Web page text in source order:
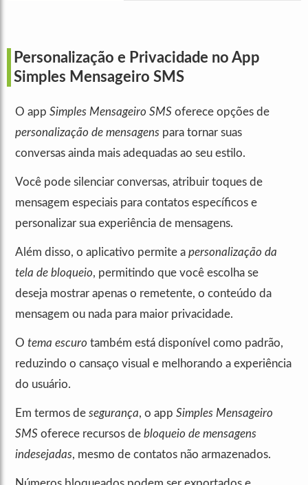
Personalização e Privacidade no App
Simples Mensageiro SMS
O app Simples Mensageiro SMS oferece opções de
personalização de mensagens para tornar suas
conversas ainda mais adequadas ao seu estilo.
Você pode silenciar conversas, atribuir toques de
mensagem especiais para contatos específicos e
personalizar sua experiência de mensagens.
Além disso, o aplicativo permite a personalização da
tela de bloqueio, permitindo que você escolha se
deseja mostrar apenas o remetente, o conteúdo da
mensagem ou nada para maior privacidade.
O tema escuro também está disponível como padrão,
reduzindo o cansaço visual e melhorando a experiência
do usuário.
Em termos de segurança, o app Simples Mensageiro
SMS oferece recursos de bloqueio de mensagens
indesejadas, mesmo de contatos não armazenados.